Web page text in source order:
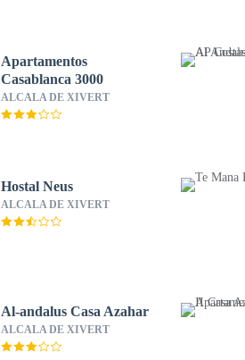
Apartamentos
Casablanca 3000
ALCALA DE XIVERT
Hostal Neus
ALCALA DE XIVERT
Al-andalus Casa Azahar
ALCALA DE XIVERT